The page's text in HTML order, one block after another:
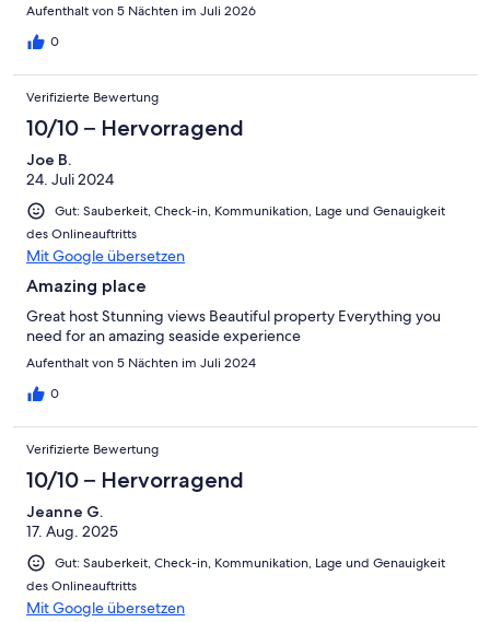
Aufenthalt von 5 Nächten im Juli 2026
0
Verifizierte Bewertung
10/10 – Hervorragend
Joe B.
24. Juli 2024
Gut: Sauberkeit, Check-in, Kommunikation, Lage und Genauigkeit
des Onlineauftritts
Mit Google übersetzen
Amazing place
Great host Stunning views Beautiful property Everything you
need for an amazing seaside experience
Aufenthalt von 5 Nächten im Juli 2024
0
Verifizierte Bewertung
10/10 – Hervorragend
Jeanne G.
17. Aug. 2025
Gut: Sauberkeit, Check-in, Kommunikation, Lage und Genauigkeit
des Onlineauftritts
Mit Google übersetzen